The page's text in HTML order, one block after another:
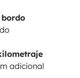
adicional